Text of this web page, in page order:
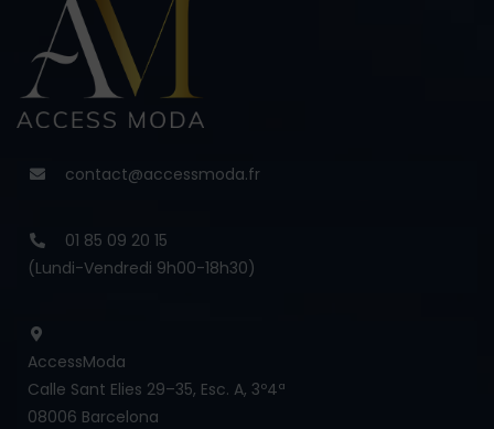
contact@accessmoda.fr
01 85 09 20 15
(Lundi-Vendredi 9h00-18h30)
AccessModa
Calle Sant Elies 29–35, Esc. A, 3º4ª
08006 Barcelona